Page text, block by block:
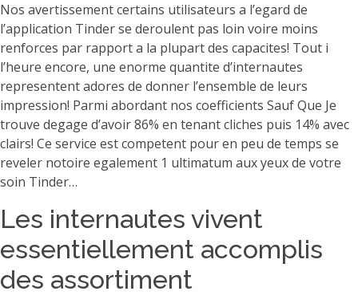
Nos avertissement certains utilisateurs a l’egard de
l’application Tinder se deroulent pas loin voire moins
renforces par rapport a la plupart des capacites! Tout i
l’heure encore, une enorme quantite d’internautes
representent adores de donner l’ensemble de leurs
impression! Parmi abordant nos coefficients Sauf Que Je
trouve degage d’avoir 86% en tenant cliches puis 14% avec
clairs! Ce service est competent pour en peu de temps se
reveler notoire egalement 1 ultimatum aux yeux de votre
soin Tinder…
Les internautes vivent
essentiellement accomplis
des assortiment